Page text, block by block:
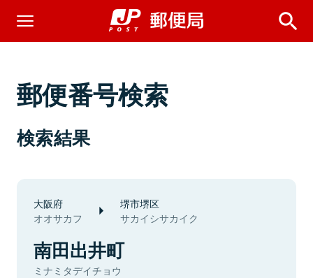
郵便番号検索
検索結果
大阪府
オオサカフ
堺市堺区
サカイシサカイク
南田出井町
ミナミタデイチョウ